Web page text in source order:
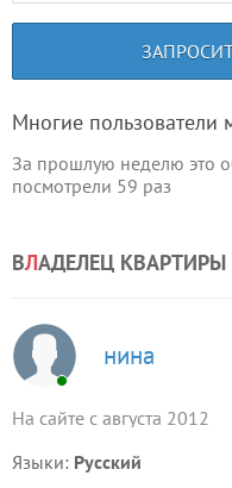
Многие пользователи
За прошлую неделю это
посмотрели 59 раз
ВЛАДЕЛЕЦ КВАРТИРЫ
нина
На сайте с августа 2012
Языки: Русский